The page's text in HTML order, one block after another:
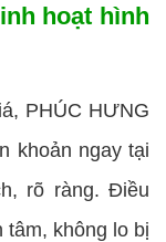
hoạt hình
PHÚC HƯNG
khoản ngay tại
rõ ràng. Điều
tâm, không lo bị